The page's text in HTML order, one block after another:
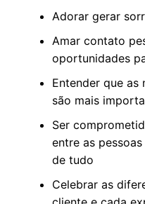
Adorar gerar
Amar contato
oportunidades
Entender que as
são mais
Ser
entre as
de tudo
Celebrar as